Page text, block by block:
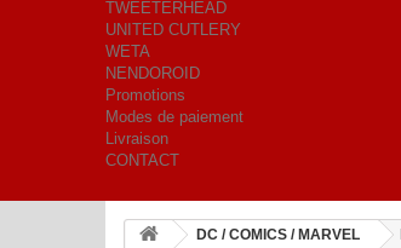
TWEETERHEAD
UNITED CUTLERY
WETA
NENDOROID
Promotions
Modes de paiement
Livraison
CONTACT
DC / COMICS / MARVEL